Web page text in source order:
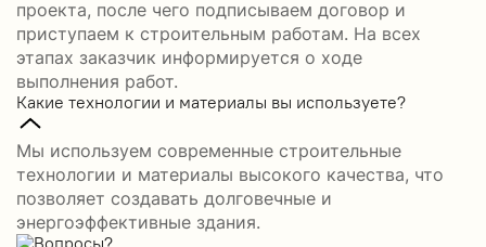
проекта, после чего подписываем договор и
приступаем к строительным работам. На всех
этапах заказчик информируется о ходе
выполнения работ.
Какие технологии и материалы вы используете?
Мы используем современные строительные
технологии и материалы высокого качества, что
позволяет создавать долговечные и
энергоэффективные здания.